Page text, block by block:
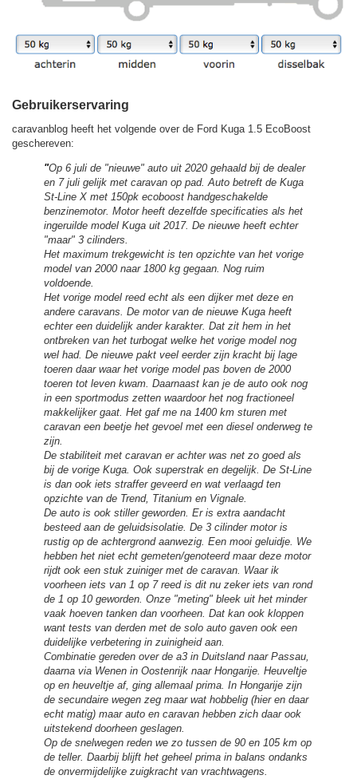
Gebruikerservaring
caravanblog heeft het volgende over de Ford Kuga 1.5 EcoBoost
geschereven:
"Op 6 juli de "nieuwe" auto uit 2020 gehaald bij de dealer
en 7 juli gelijk met caravan op pad. Auto betreft de Kuga
St-Line X met 150pk ecoboost handgeschakelde
benzinemotor. Motor heeft dezelfde specificaties als het
ingeruilde model Kuga uit 2017. De nieuwe heeft echter
"maar" 3 cilinders.
Het maximum trekgewicht is ten opzichte van het vorige
model van 2000 naar 1800 kg gegaan. Nog ruim
voldoende.
Het vorige model reed echt als een dijker met deze en
andere caravans. De motor van de nieuwe Kuga heeft
echter een duidelijk ander karakter. Dat zit hem in het
ontbreken van het turbogat welke het vorige model nog
wel had. De nieuwe pakt veel eerder zijn kracht bij lage
toeren daar waar het vorige model pas boven de 2000
toeren tot leven kwam. Daarnaast kan je de auto ook nog
in een sportmodus zetten waardoor het nog fractioneel
makkelijker gaat. Het gaf me na 1400 km sturen met
caravan een beetje het gevoel met een diesel onderweg te
zijn.
De stabiliteit met caravan er achter was net zo goed als
bij de vorige Kuga. Ook superstrak en degelijk. De St-Line
is dan ook iets straffer geveerd en wat verlaagd ten
opzichte van de Trend, Titanium en Vignale.
De auto is ook stiller geworden. Er is extra aandacht
besteed aan de geluidsisolatie. De 3 cilinder motor is
rustig op de achtergrond aanwezig. Een mooi geluidje. We
hebben het niet echt gemeten/genoteerd maar deze motor
rijdt ook een stuk zuiniger met de caravan. Waar ik
voorheen iets van 1 op 7 reed is dit nu zeker iets van rond
de 1 op 10 geworden. Onze "meting" bleek uit het minder
vaak hoeven tanken dan voorheen. Dat kan ook kloppen
want tests van derden met de solo auto gaven ook een
duidelijke verbetering in zuinigheid aan.
Combinatie gereden over de a3 in Duitsland naar Passau,
daarna via Wenen in Oostenrijk naar Hongarije. Heuveltje
op en heuveltje af, ging allemaal prima. In Hongarije zijn
de secundaire wegen zeg maar wat hobbelig (hier en daar
echt matig) maar auto en caravan hebben zich daar ook
uitstekend doorheen geslagen.
Op de snelwegen reden we zo tussen de 90 en 105 km op
de teller. Daarbij blijft het geheel prima in balans ondanks
de onvermijdelijke zuigkracht van vrachtwagens.